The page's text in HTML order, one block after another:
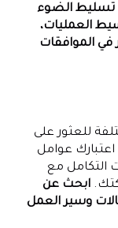
تسليط الضوء
العمليات،
في الموافقات
للعثور على
عوامل
التكامل مع
ابحث عن
وسير العمل